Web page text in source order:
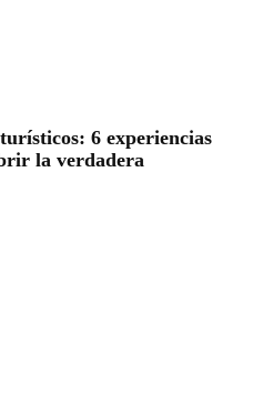
6 experiencias
la verdadera